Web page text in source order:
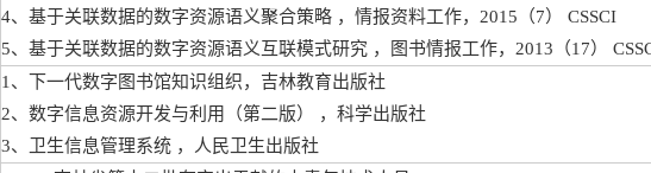
4、基于关联数据的数字资源语义聚合策略 ，情报资料工作，2015（7） CSSCI
5、基于关联数据的数字资源语义互联模式研究 ，图书情报工作，2013（17）
1、下一代数字图书馆知识组织，吉林教育出版社
2、数字信息资源开发与利用（第二版） ，科学出版社
3、卫生信息管理系统 ，人民卫生出版社